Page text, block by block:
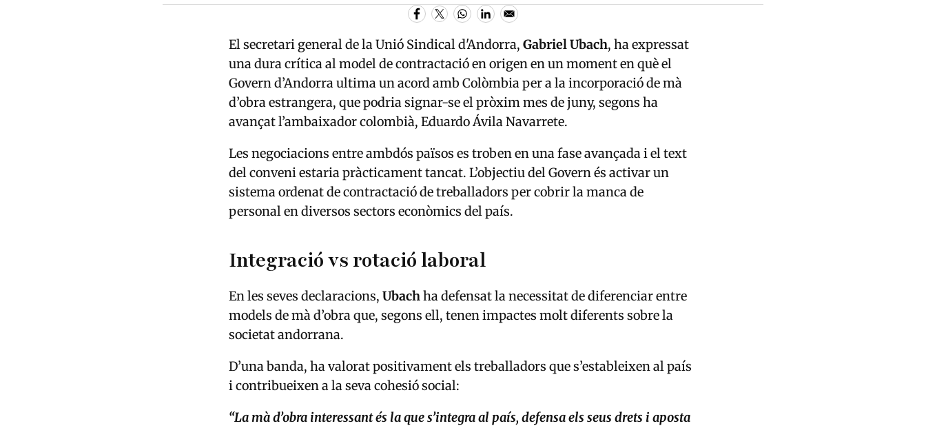
El secretari general de laUnió Sindical d'Andorra, GabrielUbach, ha expressat
una dura crítica al model de contractació en origen en un moment en què el
Govern d’Andorra ultima un acord amb Colòmbia per a la incorporació de mà
d’obra estrangera, que podria signar-se el pròxim mes de juny, segons ha
avançat l’ambaixador colombià, Eduardo Ávila Navarrete.
Les negociacions entre ambdós països es troben en una fase avançada i el text
del conveni estaria pràcticament tancat. L’objectiu del Govern és activar un
sistema ordenat de contractació de treballadors per cobrir la manca de
personal en diversos sectors econòmics del país.
Integració vs rotació laboral
En les seves declaracions, Ubachha defensat la necessitat de diferenciar entre
models de mà d’obra que, segons ell, tenen impactes molt diferents sobre la
societat andorrana.
D’una banda, ha valorat positivament els treballadors que s’estableixen al país
i contribueixen a la seva cohesió social:
“La mà d’obra interessant és la que s’integra al país, defensa els seus drets i aposta